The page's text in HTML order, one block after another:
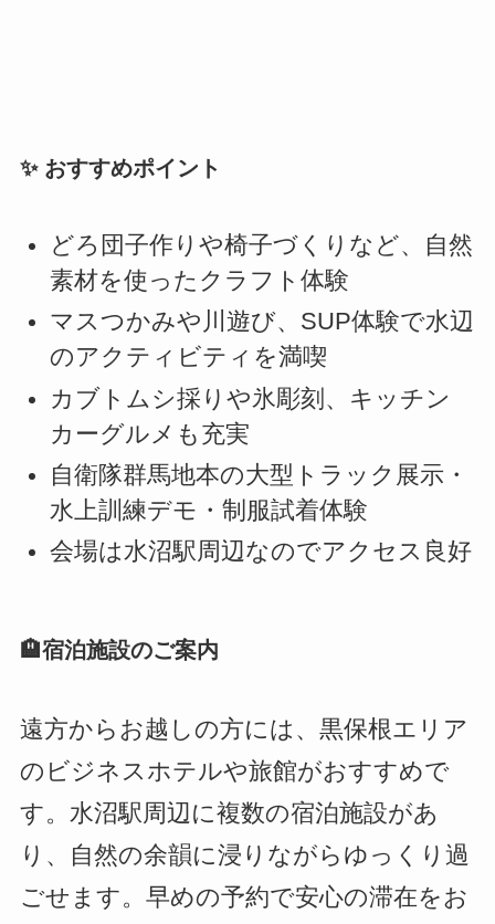
✨ おすすめポイント
どろ団子作りや椅子づくりなど、自然
素材を使ったクラフト体験
マスつかみや川遊び、SUP体験で水辺
のアクティビティを満喫
カブトムシ採りや氷彫刻、キッチン
カーグルメも充実
自衛隊群馬地本の大型トラック展示・
水上訓練デモ・制服試着体験
会場は水沼駅周辺なのでアクセス良好
🏨宿泊施設のご案内
遠方からお越しの方には、黒保根エリア
のビジネスホテルや旅館がおすすめで
す。水沼駅周辺に複数の宿泊施設があ
り、自然の余韻に浸りながらゆっくり過
ごせます。早めの予約で安心の滞在をお